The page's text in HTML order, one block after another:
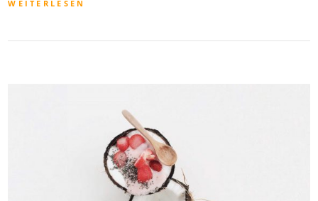
WEITERLESEN